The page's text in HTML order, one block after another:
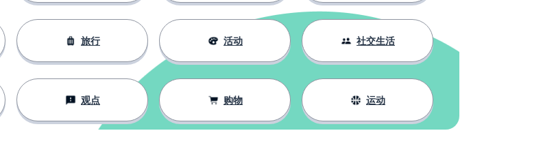
旅行 活动 社交生活
观点 购物 运动